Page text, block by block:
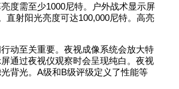
度需至少1000尼特。户外战术显示屏
直射阳光亮度可达100,000尼特。高亮
动至关重要。夜视成像系统会放大特
通过夜视仪观察时会呈现纯白。夜视
背光。A级和B级评级定义了性能等